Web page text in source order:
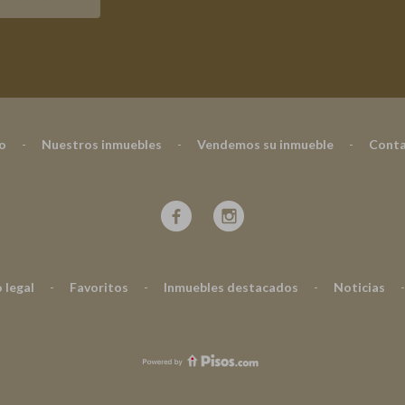
- Nuestros inmuebles - Vendemos su inmueble -
legal - Favoritos - Inmuebles destacados - Noticias -